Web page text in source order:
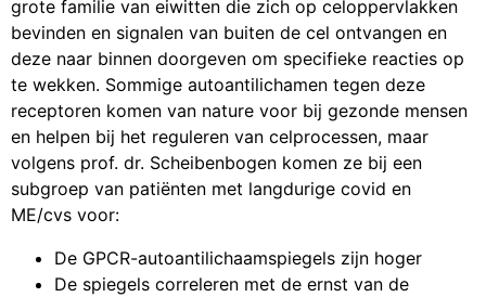
grote familie van eiwitten die zich op celoppervlakken
bevinden en signalen van buiten de cel ontvangen en
deze naar binnen doorgeven om specifieke reacties op
te wekken. Sommige autoantilichamen tegen deze
receptoren komen van nature voor bij gezonde mensen
en helpen bij het reguleren van celprocessen, maar
volgens prof. dr. Scheibenbogen komen ze bij een
subgroep van patiënten met langdurige covid en
ME/cvs voor:
De GPCR-autoantilichaamspiegels zijn hoger
De spiegels correleren met de ernst van de